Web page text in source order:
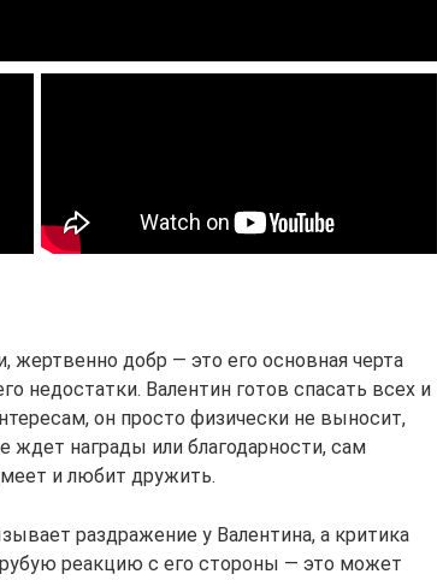
жертвенно добр — это его основная черта
недостатки. Валентин готов спасать всех и
он просто физически не выносит,
ждет награды или благодарности, сам
и любит дружить.
раздражение у Валентина, а критика
реакцию с его стороны — это может